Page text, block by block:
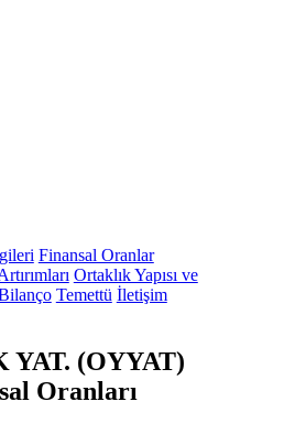
Finansal Oranlar
Ortaklık Yapısı ve
Temettü İletişim
YAT. (OYYAT)
Oranları